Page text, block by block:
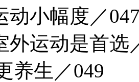
动小幅度／
外运动是首选
养生／049